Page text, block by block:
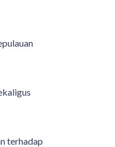
terhadap